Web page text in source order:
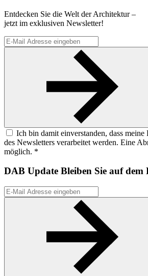
Entdecken Sie die Welt der Architektur –
jetzt im exklusiven Newsletter!
Ich bin damit einverstanden, dass meine
des Newsletters verarbeitet werden. Eine
möglich. *
DAB Update Bleiben Sie auf dem